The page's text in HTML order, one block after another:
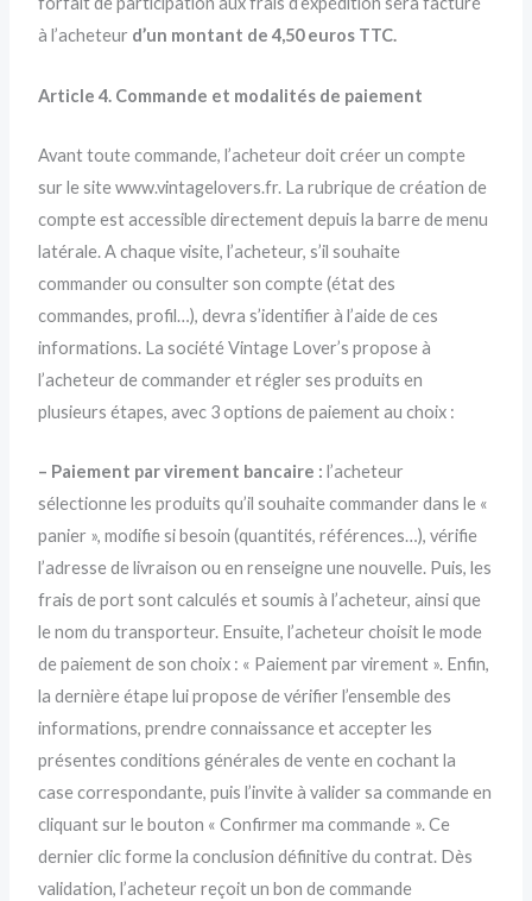
à l’acheteur d’un montant de 4,50 euros TTC.
Article 4. Commande et modalités de paiement
Avant toute commande, l’acheteur doit créer un compte
sur le site www.vintagelovers.fr. La rubrique de création de
compte est accessible directement depuis la barre de menu
latérale. A chaque visite, l’acheteur, s’il souhaite
commander ou consulter son compte (état des
commandes, profil…), devra s’identifier à l’aide de ces
informations. La société Vintage Lover’s propose à
l’acheteur de commander et régler ses produits en
plusieurs étapes, avec 3 options de paiement au choix :
– Paiement par virement bancaire : l’acheteur
sélectionne les produits qu’il souhaite commander dans le «
panier », modifie si besoin (quantités, références…), vérifie
l’adresse de livraison ou en renseigne une nouvelle. Puis, les
frais de port sont calculés et soumis à l’acheteur, ainsi que
le nom du transporteur. Ensuite, l’acheteur choisit le mode
de paiement de son choix : « Paiement par virement ». Enfin,
la dernière étape lui propose de vérifier l’ensemble des
informations, prendre connaissance et accepter les
présentes conditions générales de vente en cochant la
case correspondante, puis l’invite à valider sa commande en
cliquant sur le bouton « Confirmer ma commande ». Ce
dernier clic forme la conclusion définitive du contrat. Dès
validation, l’acheteur reçoit un bon de commande